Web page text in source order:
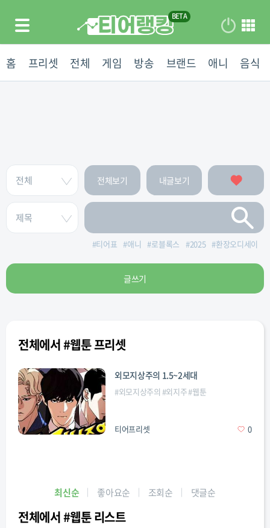
홈 프리셋 전체 게임 방송 브랜드 애니 음식
전체보기 내글보기
#티어표 #애니 #로블록스 #2025 #환장오디세이
글쓰기
전체에서 #웹툰 프리셋
외모지상주의 1.5~2세대
#외모지상주의 #외지주#웹툰
티어프리셋 0
최신순 좋아요순 조회순 댓글순
전체에서 #웹툰 리스트